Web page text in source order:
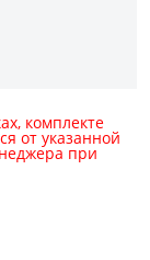
комплекте
от указанной
при